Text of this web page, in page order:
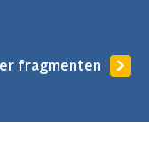
fragmenten